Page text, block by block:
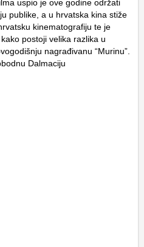
uspio je ove godine održati
publike, a u hrvatska kina stiže
kinematografiju te je
postoji velika razlika u
nagrađivanu “Murinu”.
Dalmaciju